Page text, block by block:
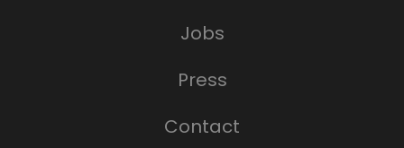
Jobs
Press
Contact